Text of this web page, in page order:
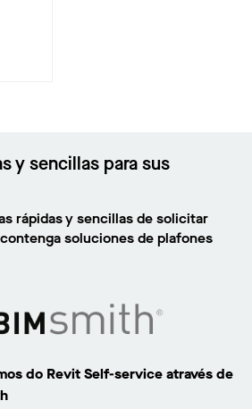
y sencillas para sus
rápidas y sencillas de solicitar
soluciones de plafones
do Revit Self-service através de